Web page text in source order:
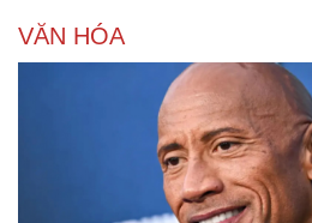
VĂN HÓA